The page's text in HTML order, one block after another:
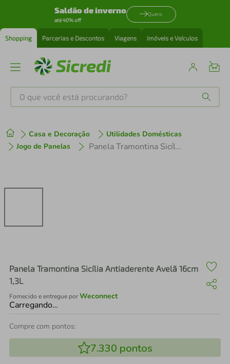
Saldão de inverno
até 40% off
Quero
Shopping Parcerias e Descontos Viagens Imóveis e Veículos
O que você está procurando?
Casa e Decoração
Utilidades Domésticas
Jogo de Panelas
Panela Tramontina Sicília Antiaderente Avelã 16cm 1,3L
Panela Tramontina Sicília Antiaderente Avelã 16cm
1,3L
Fornecido e entregue porWeconnect
Carregando…
Compre com pontos:
7.330 pontos
1º tenis